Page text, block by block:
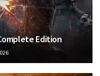
Edition